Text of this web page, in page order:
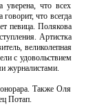
уверена, что всех
что всегда
певица. Полякова
Артистка
великолепная
с удовольствием
журналистами.
Также Оля
Потап.